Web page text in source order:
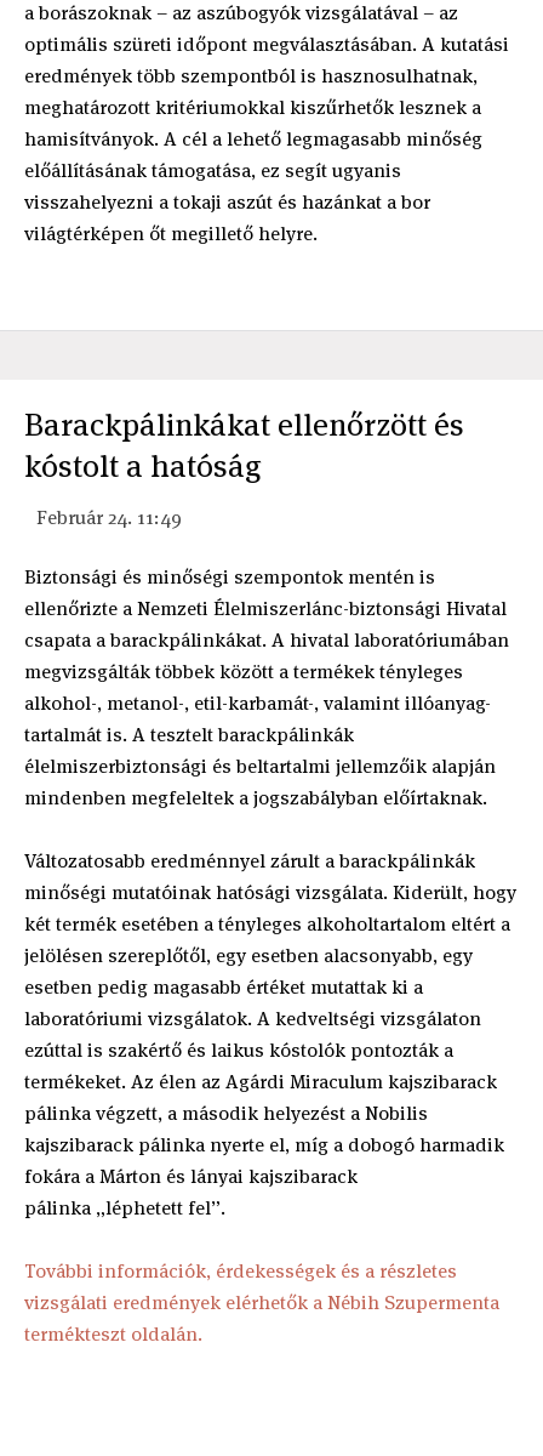
a borászoknak – az aszúbogyók vizsgálatával – az
optimális szüreti időpont megválasztásában. A kutatási
eredmények több szempontból is hasznosulhatnak,
meghatározott kritériumokkal kiszűrhetők lesznek a
hamisítványok. A cél a lehető legmagasabb minőség
előállításának támogatása, ez segít ugyanis
visszahelyezni a tokaji aszút és hazánkat a bor
világtérképen őt megillető helyre.
Barackpálinkákat ellenőrzött és
kóstolt a hatóság
Február 24. 11:49
Biztonsági és minőségi szempontok mentén is
ellenőrizte a Nemzeti Élelmiszerlánc-biztonsági Hivatal
csapata a barackpálinkákat. A hivatal laboratóriumában
megvizsgálták többek között a termékek tényleges
alkohol-, metanol-, etil-karbamát-, valamint illóanyag-
tartalmát is. A tesztelt barackpálinkák
élelmiszerbiztonsági és beltartalmi jellemzőik alapján
mindenben megfeleltek a jogszabályban előírtaknak.
Változatosabb eredménnyel zárult a barackpálinkák
minőségi mutatóinak hatósági vizsgálata. Kiderült, hogy
két termék esetében a tényleges alkoholtartalom eltért a
jelölésen szereplőtől, egy esetben alacsonyabb, egy
esetben pedig magasabb értéket mutattak ki a
laboratóriumi vizsgálatok. A kedveltségi vizsgálaton
ezúttal is szakértő és laikus kóstolók pontozták a
termékeket. Az élen az Agárdi Miraculum kajszibarack
pálinka végzett, a második helyezést a Nobilis
kajszibarack pálinka nyerte el, míg a dobogó harmadik
fokára a Márton és lányai kajszibarack
pálinka „léphetett fel”.
További információk, érdekességek és a részletes
vizsgálati eredmények elérhetők a Nébih Szupermenta
termékteszt oldalán.